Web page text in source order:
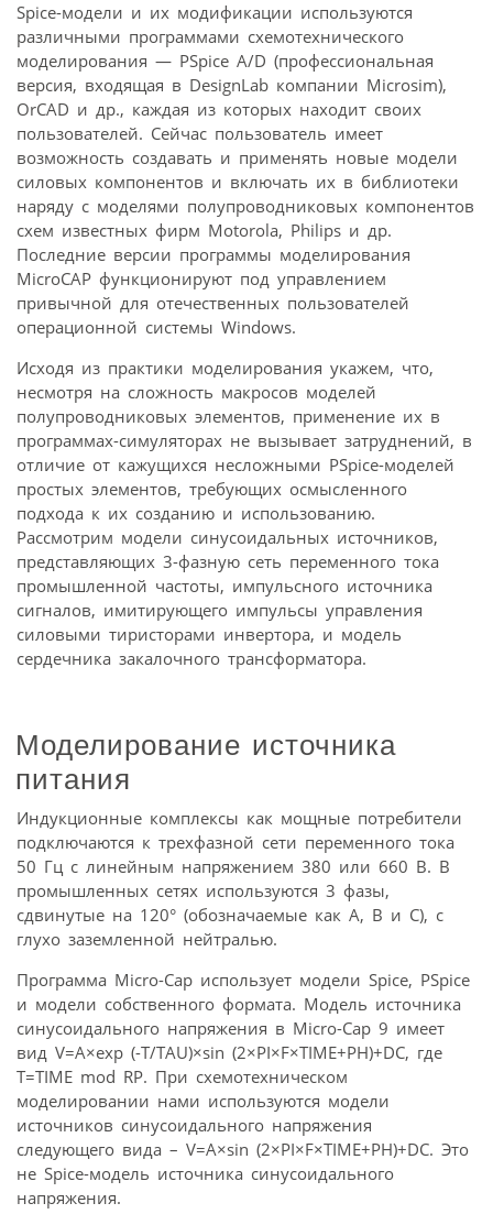
Spice-модели и их модификации используются
различными программами схемотехнического
моделирования — PSpice A/D (профессиональная
версия, входящая в DesignLab компании Microsim),
OrCAD и др., каждая из которых находит своих
пользователей. Сейчас пользователь имеет
возможность создавать и применять новые модели
силовых компонентов и включать их в библиотеки
наряду с моделями полупроводниковых компонентов
схем известных фирм Motorola, Philips и др.
Последние версии программы моделирования
MicroCAP функционируют под управлением
привычной для отечественных пользователей
операционной системы Windows.
Исходя из практики моделирования укажем, что,
несмотря на сложность макросов моделей
полупроводниковых элементов, применение их в
программах-симуляторах не вызывает затруднений, в
отличие от кажущихся несложными PSpice-моделей
простых элементов, требующих осмысленного
подхода к их созданию и использованию.
Рассмотрим модели синусоидальных источников,
представляющих 3-фазную сеть переменного тока
промышленной частоты, импульсного источника
сигналов, имитирующего импульсы управления
силовыми тиристорами инвертора, и модель
сердечника закалочного трансформатора.
Моделирование источника
питания
Индукционные комплексы как мощные потребители
подключаются к трехфазной сети переменного тока
50 Гц с линейным напряжением 380 или 660 В. В
промышленных сетях используются 3 фазы,
сдвинутые на 120° (обозначаемые как А, В и С), с
глухо заземленной нейтралью.
Программа Micro-Cap использует модели Spice, PSpice
и модели собственного формата. Модель источника
синусоидального напряжения в Micro-Cap 9 имеет
вид V=A×exp (-T/TAU)×sin (2×PI×F×TIME+PH)+DC, где
T=TIME mod RP. При схемотехническом
моделировании нами используются модели
источников синусоидального напряжения
следующего вида – V=A×sin (2×PI×F×TIME+PH)+DC. Это
не Spice-модель источника синусоидального
напряжения.